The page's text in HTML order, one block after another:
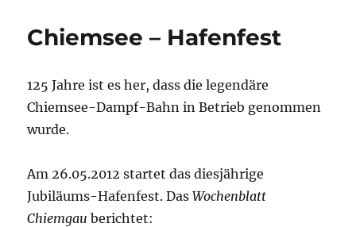
k
is
Li
st
Chiemsee – Hafenfest
125 Jahre ist es her, dass die legendäre
Chiemsee-Dampf-Bahn in Betrieb genommen
wurde.
Am 26.05.2012 startet das diesjährige
Jubiläums-Hafenfest. DasWochenblatt
Chiemgau berichtet: